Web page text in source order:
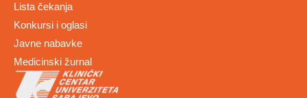
Lista čekanja
Konkursi i oglasi
Javne nabavke
Medicinski žurnal